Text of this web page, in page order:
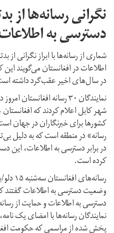
نگرانی رسانه‌ها
دسترسی به
شماری از رسانه‌ها با ابراز نگرانی
اطلاعات در افغانستان می‌گویند
در سال‌های اخیر عقب‌گرد داشته
نمایندگان ۳۰ رسانه
شهر کابل اعلام کردند که
کشور‌ها برای خبرنگاران در جهان
رسانه‌» در منطقه است که به دلیل
در برابر دسترسی به اطلاعات، این
کرده است.
وضعیت دسترسی به اطلاعات گفتند
دسترسی به اطلاعات و حمایت از
نمایندگان رسانه‌ها با امضای یک